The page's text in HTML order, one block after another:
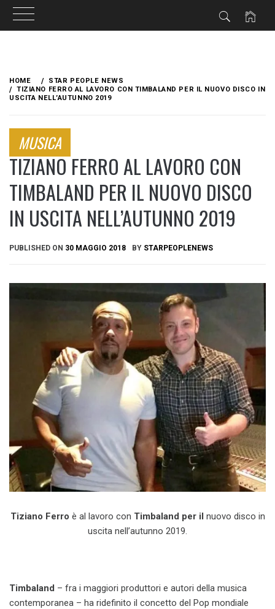
content
HOME
STAR PEOPLE NEWS
TIZIANO FERRO AL LAVORO CON TIMBALAND PER IL NUOVO DISCO IN
USCITA NELL’AUTUNNO 2019
MUSICA
TIZIANO FERRO AL LAVORO CON
TIMBALAND PER IL NUOVO DISCO
IN USCITA NELL’AUTUNNO 2019
PUBLISHED ON 30 MAGGIO 2018 BY STARPEOPLENEWS
Tiziano Ferro è al lavoro con Timbaland per il nuovo disco in
uscita nell’autunno 2019.
Timbaland – fra i maggiori produttori e autori della musica
contemporanea – ha ridefinito il concetto del Pop mondiale